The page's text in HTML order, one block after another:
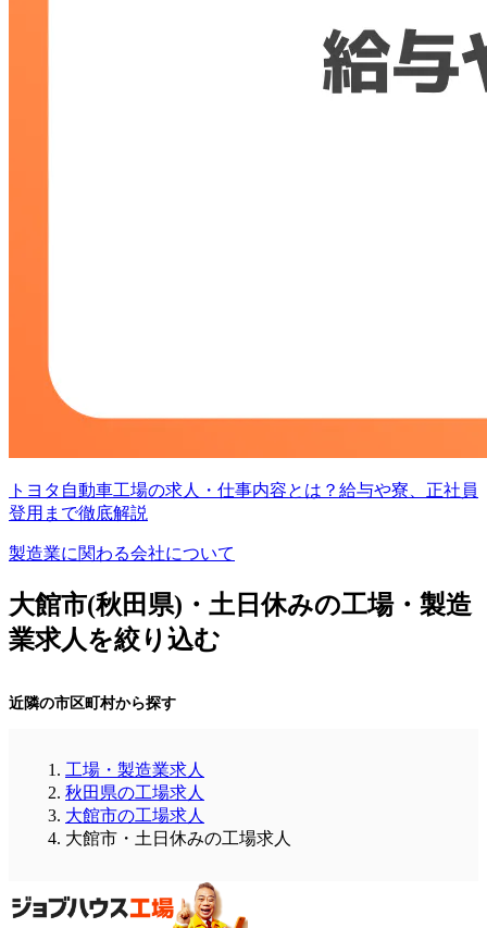
トヨタ自動車工場の求人・仕事内容とは？給与や寮、正社員
登用まで徹底解説
製造業に関わる会社について
大館市(秋田県)・土日休みの工場・製造
業求人を絞り込む
近隣の市区町村から探す
工場・製造業求人
秋田県の工場求人
大館市の工場求人
大館市・土日休みの工場求人